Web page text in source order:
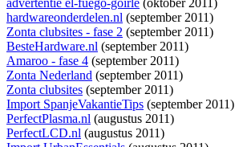
advertentie el-fuego-goirle (oktober 2011)
hardwareonderdelen.nl (september 2011)
Zonta clubsites - fase 2 (september 2011)
BesteHardware.nl (september 2011)
Amaroo - fase 4 (september 2011)
Zonta Nederland (september 2011)
Zonta clubsites (september 2011)
Import SpanjeVakantieTips (september 2011)
PerfectPlasma.nl (augustus 2011)
PerfectLCD.nl (augustus 2011)